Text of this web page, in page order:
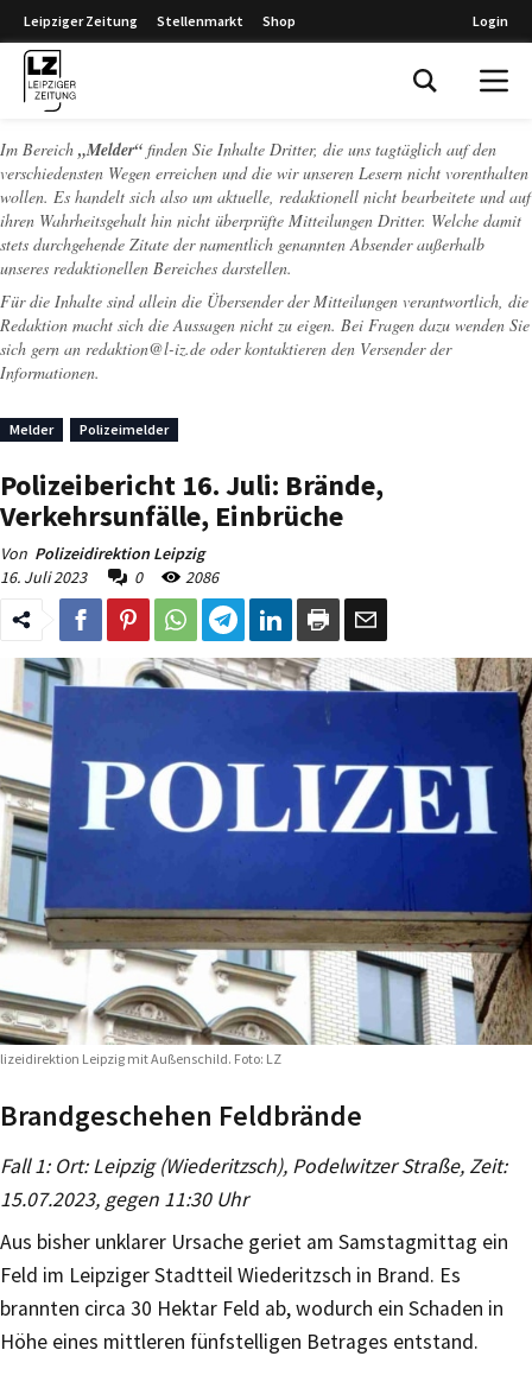
Leipziger Zeitung Stellenmarkt Shop Login
Im Bereich „Melder“ finden Sie Inhalte Dritter, die uns tagtäglich auf den
verschiedensten Wegen erreichen und die wir unseren Lesern nicht vorenthalten
wollen. Es handelt sich also um aktuelle, redaktionell nicht bearbeitete und auf
ihren Wahrheitsgehalt hin nicht überprüfte Mitteilungen Dritter. Welche damit
stets durchgehende Zitate der namentlich genannten Absender außerhalb
unseres redaktionellen Bereiches darstellen.
Für die Inhalte sind allein die Übersender der Mitteilungen verantwortlich, die
Redaktion macht sich die Aussagen nicht zu eigen. Bei Fragen dazu wenden Sie
sich gern an redaktion@l-iz.de oder kontaktieren den Versender der
Informationen.
Melder Polizeimelder
Polizeibericht 16. Juli: Brände,
Verkehrsunfälle, Einbrüche
Von Polizeidirektion Leipzig
16. Juli 2023
0 2086
Leipzig mit Außenschild. Foto: LZ
Brandgeschehen Feldbrände
Fall 1: Ort: Leipzig (Wiederitzsch), Podelwitzer Straße, Zeit:
15.07.2023, gegen 11:30 Uhr
Aus bisher unklarer Ursache geriet am Samstagmittag ein
Feld im Leipziger Stadtteil Wiederitzsch in Brand. Es
brannten circa 30 Hektar Feld ab, wodurch ein Schaden in
Höhe eines mittleren fünfstelligen Betrages entstand.